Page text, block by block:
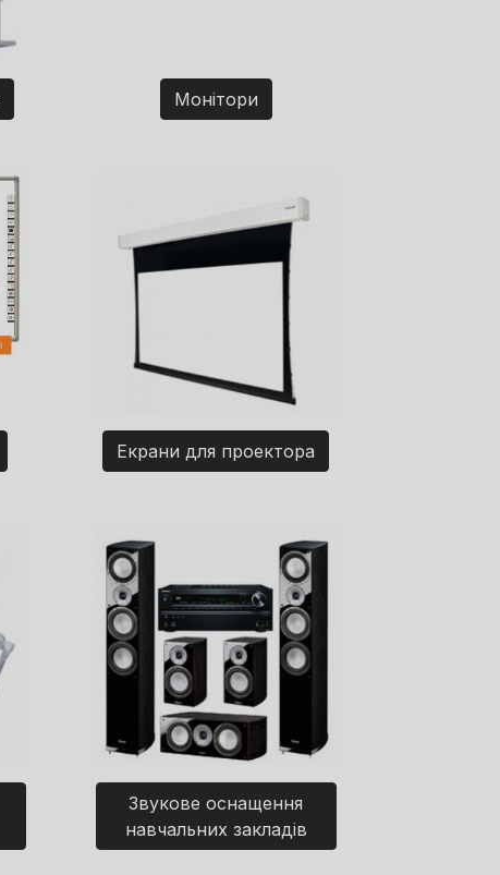
Монітори
Екрани для проектора
Звукове оснащення
навчальних закладів